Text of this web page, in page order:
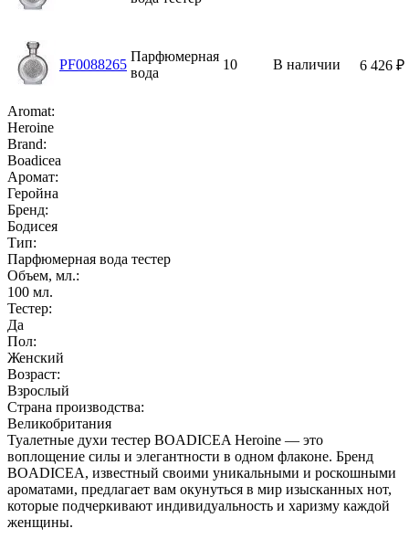
PF0088265
Парфюмерная
вода
10 В наличии 6 426 ₽
Aromat:
Heroine
Brand:
Boadicea
Аромат:
Геройна
Бренд:
Бодисея
Тип:
Парфюмерная вода тестер
Объем, мл.:
100 мл.
Тестер:
Да
Пол:
Женский
Возраст:
Взрослый
Страна производства:
Великобритания
Туалетные духи тестер BOADICEA Heroine — это
воплощение силы и элегантности в одном флаконе. Бренд
BOADICEA, известный своими уникальными и роскошными
ароматами, предлагает вам окунуться в мир изысканных нот,
которые подчеркивают индивидуальность и харизму каждой
женщины.